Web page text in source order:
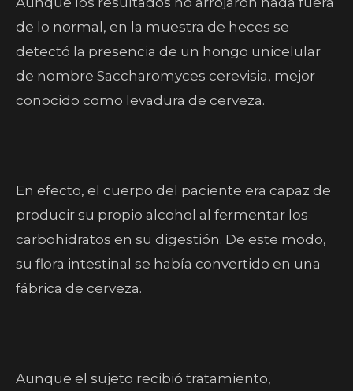
de lo normal, en la muestra de heces se
detectó la presencia de un hongo unicelular
de nombre Saccharomyces cerevisia, mejor
conocido como levadura de cerveza.
En efecto, el cuerpo del paciente era capaz de
producir su propio alcohol al fermentar los
carbohidratos en su digestión. De este modo,
su flora intestinal se había convertido en una
fábrica de cerveza.
Aunque el sujeto recibió tratamiento,